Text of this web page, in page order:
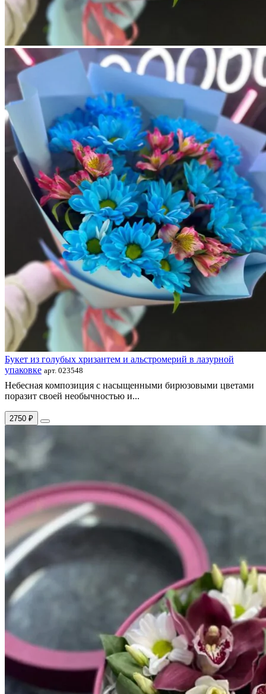
Букет из голубых хризантем и альстромерий в лазурной
упаковке арт. 023548
Небесная композиция с насыщенными бирюзовыми цветами
поразит своей необычностью и...
2750 ₽